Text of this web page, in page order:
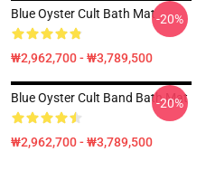
Blue Oyster Cult Bath Mat
₩2,962,700 - ₩3,789,500
-20%
Blue Oyster Cult Band Bath Mat
₩2,962,700 - ₩3,789,500
-20%